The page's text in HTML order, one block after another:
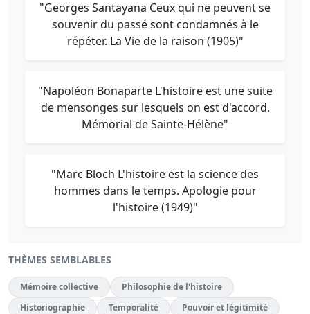
"Georges Santayana Ceux qui ne peuvent se
souvenir du passé sont condamnés à le
répéter. La Vie de la raison (1905)"
"Napoléon Bonaparte L'histoire est une suite
de mensonges sur lesquels on est d'accord.
Mémorial de Sainte-Hélène"
"Marc Bloch L'histoire est la science des
hommes dans le temps. Apologie pour
l'histoire (1949)"
THÈMES SEMBLABLES
Mémoire collective
Philosophie de l'histoire
Historiographie
Temporalité
Pouvoir et légitimité